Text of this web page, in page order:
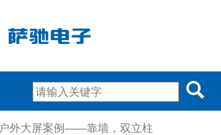
户外大屏案例——靠墙，双立柱